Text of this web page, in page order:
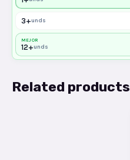
3+unds
MEJOR
12+unds
Related products